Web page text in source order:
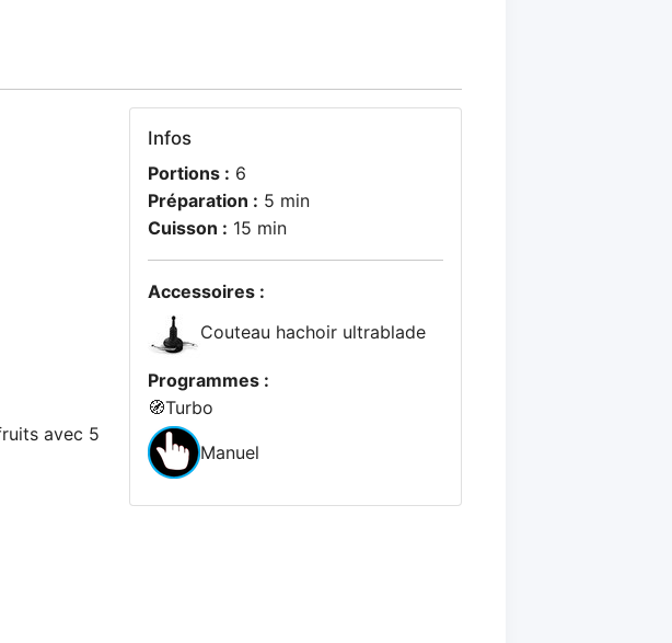
avec 5
Infos
Portions : 6
Préparation : 5 min
Cuisson : 15 min
Accessoires :
Couteau hachoir ultrablade
Programmes :
🧭Turbo
Manuel